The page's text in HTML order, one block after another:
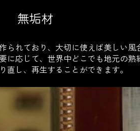
無垢材
られており、大切に使えば美しい風
に応じて、世界中どこでも地元の熟
直し、再生することができます。